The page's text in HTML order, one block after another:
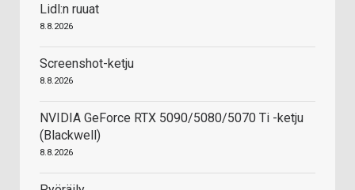
Lidl:n ruuat
8.8.2026
Screenshot-ketju
8.8.2026
NVIDIA GeForce RTX 5090/5080/5070 Ti -ketju
(Blackwell)
8.8.2026